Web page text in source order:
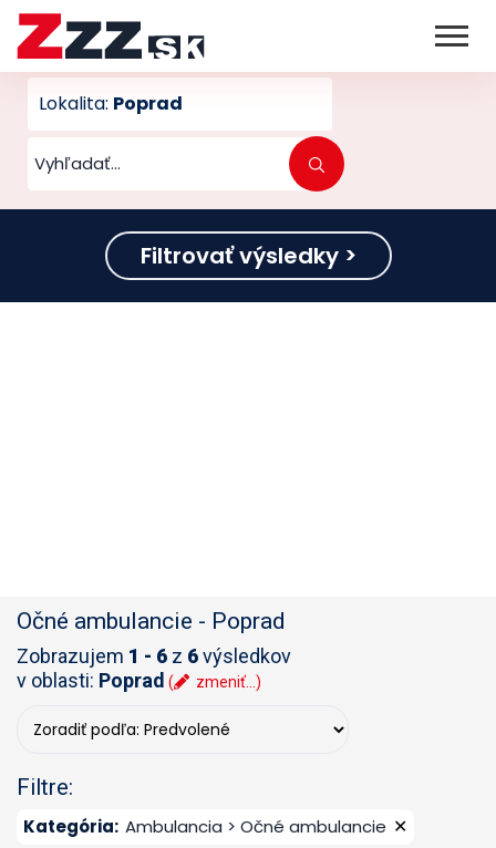
Lokalita: Poprad
Filtrovať výsledky >
Očné ambulancie - Poprad
Zobrazujem 1 - 6 z 6výsledkov
v oblasti: Poprad ( zmeniť...)
Filtre:
Kategória: Ambulancia > Očné ambulancie ✕